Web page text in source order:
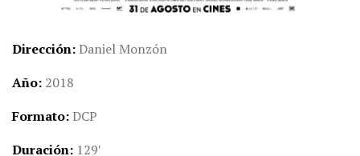
Dirección Daniel Monzón
Año 2018
Formato DCP
Duración 129′